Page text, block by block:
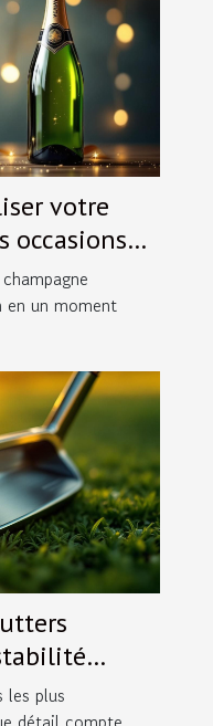
votre
occasions
en un moment
les plus